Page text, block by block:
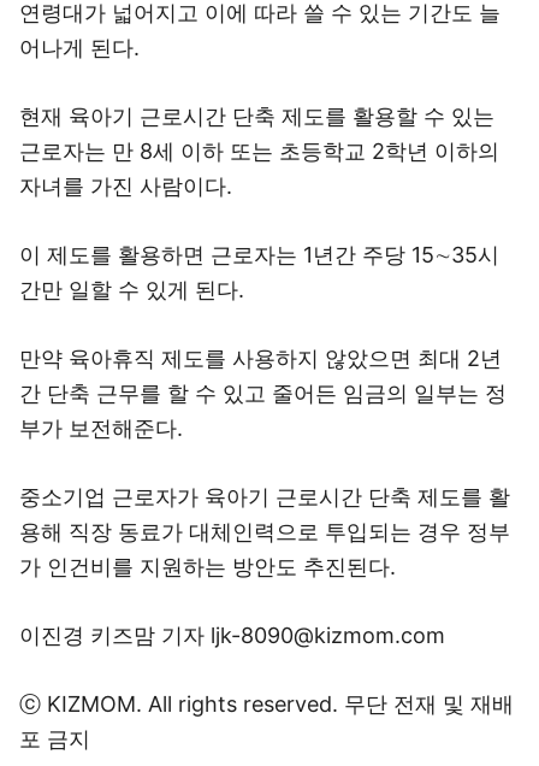
연령대가 넓어지고 이에 따라 쓸 수 있는 기간도 늘
어나게 된다.
현재 육아기 근로시간 단축 제도를 활용할 수 있는
근로자는 만 8세 이하 또는 초등학교 2학년 이하의
자녀를 가진 사람이다.
이 제도를 활용하면 근로자는 1년간 주당 15∼35시
간만 일할 수 있게 된다.
만약 육아휴직 제도를 사용하지 않았으면 최대 2년
간 단축 근무를 할 수 있고 줄어든 임금의 일부는 정
부가 보전해준다.
중소기업 근로자가 육아기 근로시간 단축 제도를 활
용해 직장 동료가 대체인력으로 투입되는 경우 정부
가 인건비를 지원하는 방안도 추진된다.
이진경 키즈맘 기자 ljk-8090@kizmom.com
ⓒ KIZMOM. All rights reserved. 무단 전재 및 재배
포 금지